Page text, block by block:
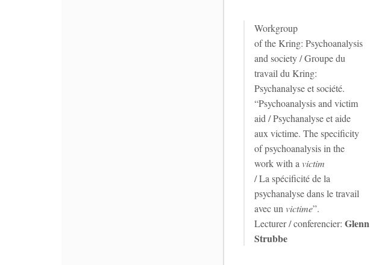
Workgroup
of the Kring: Psychoanalysis
and society / Groupe du
travail du Kring:
Psychanalyse et société.
“Psychoanalysis and victim
aid / Psychanalyse et aide
aux victime. The specificity
of psychoanalysis in the
work with a victim
/ La spécificité de la
psychanalyse dans le travail
avec un victime”.
Lecturer / conferencier: Glenn
Strubbe